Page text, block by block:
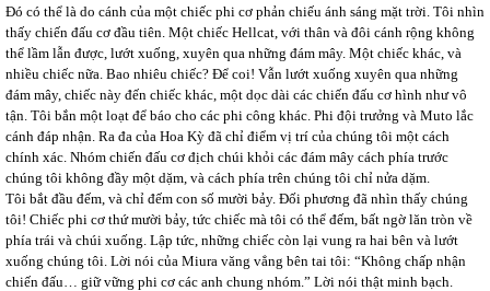
Đó có thể là do cánh của một chiếc phi cơ phản chiếu ánh sáng mặt trời. Tôi nhìn
thấy chiến đấu cơ đầu tiên. Một chiếc Hellcat, với thân và đôi cánh rộng không
thể lầm lẫn được, lướt xuống, xuyên qua những đám mây. Một chiếc khác, và
nhiều chiếc nữa. Bao nhiêu chiếc? Để coi! Vẫn lướt xuống xuyên qua những
đám mây, chiếc này đến chiếc khác, một dọc dài các chiến đấu cơ hình như vô
tận. Tôi bắn một loạt để báo cho các phi công khác. Phi đội trưởng và Muto lắc
cánh đáp nhận. Ra đa của Hoa Kỳ đã chỉ điểm vị trí của chúng tôi một cách
chính xác. Nhóm chiến đấu cơ địch chúi khỏi các đám mây cách phía trước
chúng tôi không đầy một dặm, và cách phía trên chúng tôi chỉ nửa dặm.
Tôi bắt đầu đếm, và chỉ đếm con số mười bảy. Đối phương đã nhìn thấy chúng
tôi! Chiếc phi cơ thứ mười bảy, tức chiếc mà tôi có thể đếm, bất ngờ lăn tròn về
phía trái và chúi xuống. Lập tức, những chiếc còn lại vung ra hai bên và lướt
xuống chúng tôi. Lời nói của Miura văng vẳng bên tai tôi: “Không chấp nhận
chiến đấu… giữ vững phi cơ các anh chung nhóm.” Lời nói thật minh bạch.